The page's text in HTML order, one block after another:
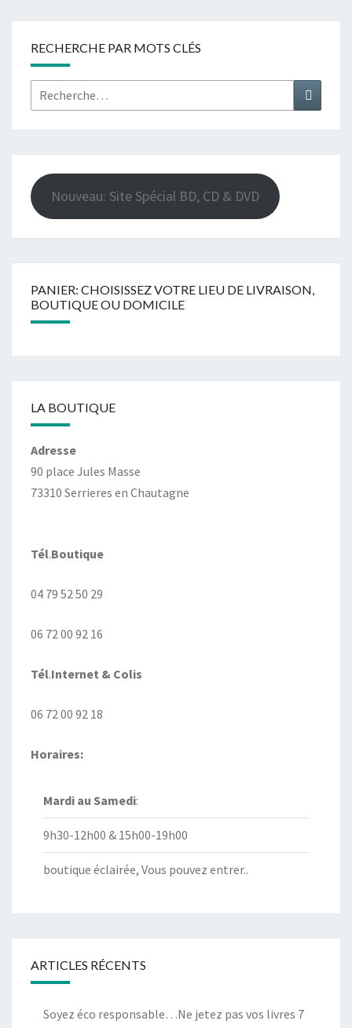
RECHERCHE PAR MOTS CLÉS
Rechercher :
Nouveau: Site Spécial BD, CD & DVD
PANIER: CHOISISSEZ VOTRE LIEU DE LIVRAISON,
BOUTIQUE OU DOMICILE
LA BOUTIQUE
Adresse
90 place Jules Masse
73310 Serrieres en Chautagne
Tél.Boutique
04 79 52 50 29
06 72 00 92 16
Tél.Internet & Colis
06 72 00 92 18
Horaires:
Mardi au Samedi:
9h30-12h00 & 15h00-19h00
boutique éclairée, Vous pouvez entrer..
ARTICLES RÉCENTS
Soyez éco responsable…Ne jetez pas vos livres 7